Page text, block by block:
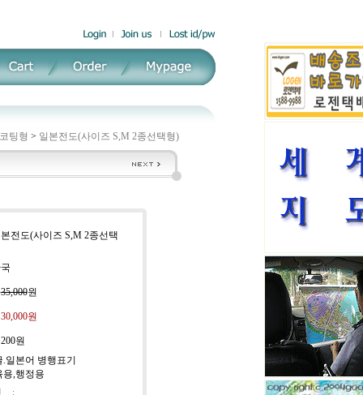
코팅형 > 일본전도(사이즈 S,M 2종선택형)
전도(사이즈 S,M 2종선택
35,000원
30,000원
200원
일본어 병행표기
용,행정용
: